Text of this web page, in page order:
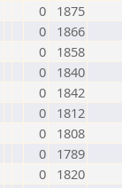
0
1875
0
1866
0
1858
0
1840
0
1842
0
1812
0
1808
0
1789
0
1820